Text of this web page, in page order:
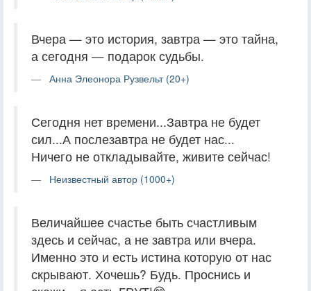
Вчера — это история, завтра — это тайна,
а сегодня — подарок судьбы.
Анна Элеонора Рузвельт (20+)
Сегодня нет времени...Завтра не будет
сил...А послезавтра не будет нас...
Ничего не откладывайте, живите сейчас!
Неизвестный автор (1000+)
Величайшее счастье быть счастливым
здесь и сейчас, а не завтра или вчера.
Именно это и есть истина которую от нас
скрывают. Хочешь? Будь. Проснись и